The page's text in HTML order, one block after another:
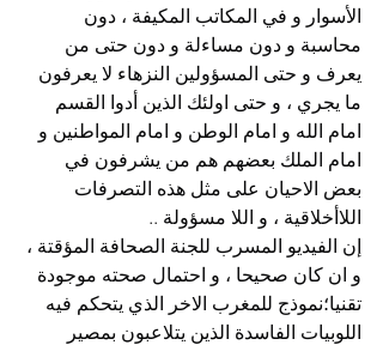
الأسوار و في المكاتب المكيفة ، دون
محاسبة و دون مساءلة و دون حتى من
يعرف و حتى المسؤولين النزهاء لا يعرفون
ما يجري ، و حتى اولئك الذين أدوا القسم
امام الله و امام الوطن و امام المواطنين و
امام الملك بعضهم هم من يشرفون في
بعض الاحيان على مثل هذه التصرفات
اللاأخلاقية ، و اللا مسؤولة ..
إن الفيديو المسرب للجنة الصحافة المؤقتة ،
و ان كان صحيحا ، و احتمال صحته موجودة
تقنيا؛نموذج للمغرب الاخر الذي يتحكم فيه
اللوبيات الفاسدة الذين يتلاعبون بمصير